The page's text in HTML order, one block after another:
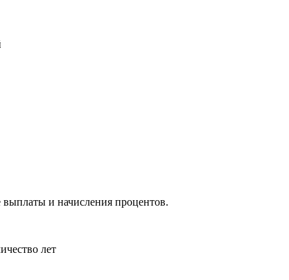
и начисления процентов.
лет